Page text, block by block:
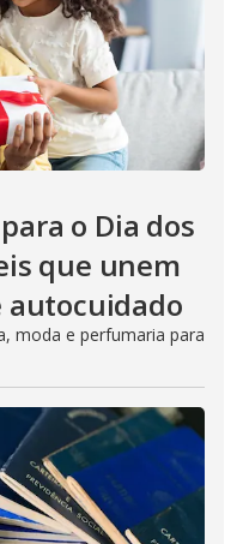
o Dia dos
que unem
autocuidado
moda e perfumaria para